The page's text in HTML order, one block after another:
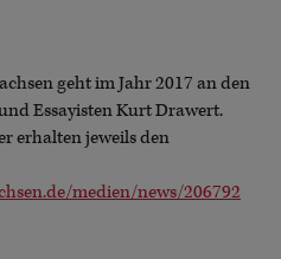
geht im Jahr 2017 an den
Essayisten Kurt Drawert.
erhalten jeweils den
medien/news/206792